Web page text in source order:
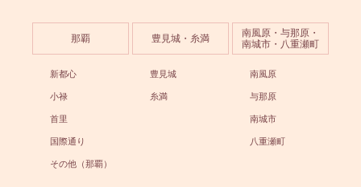
那覇
新都心
小禄
首里
国際通り
その他（那覇）
豊見城・糸満
豊見城
糸満
南風原・与那原・
南城市・八重瀬町
南風原
与那原
南城市
八重瀬町